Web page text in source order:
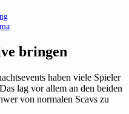
bringen
haben viele Spieler
lag vor allem an den beiden
von normalen Scavs zu